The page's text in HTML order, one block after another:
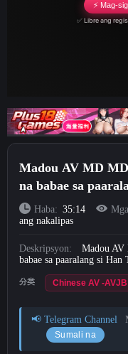
Mga Album
Image search
⚡ Mag-
✅ Libre ang
Madou AV MD
na babae sa
Haba: 35:14
ang nakalipas
Deskripsyon:
Madou AV
babae sa paaralang si Han
分类 Chinese AV -AVJB
📢 Telegram Channel
Sumali na